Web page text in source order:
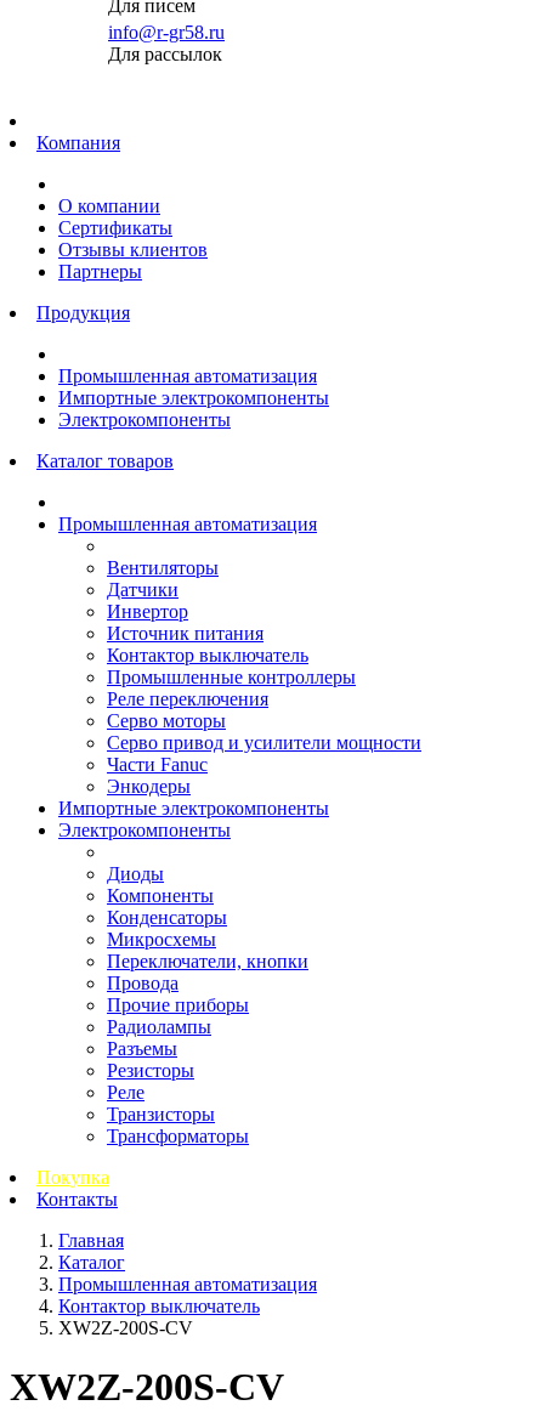
Для писем
info@r-gr58.ru
Для рассылок
Компания
О компании
Сертификаты
Отзывы клиентов
Партнеры
Продукция
Промышленная автоматизация
Импортные электрокомпоненты
Электрокомпоненты
Каталог товаров
Промышленная автоматизация
Вентиляторы
Датчики
Инвертор
Источник питания
Контактор выключатель
Промышленные контроллеры
Реле переключения
Серво моторы
Серво привод и усилители мощности
Части Fanuc
Энкодеры
Импортные электрокомпоненты
Электрокомпоненты
Диоды
Компоненты
Конденсаторы
Микросхемы
Переключатели, кнопки
Провода
Прочие приборы
Радиолампы
Разъемы
Резисторы
Реле
Транзисторы
Трансформаторы
Покупка
Контакты
Главная
Каталог
Промышленная автоматизация
Контактор выключатель
XW2Z-200S-CV
XW2Z-200S-CV